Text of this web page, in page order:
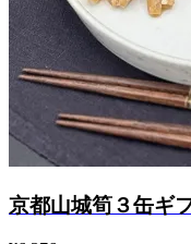
京都山城筍３缶ギ